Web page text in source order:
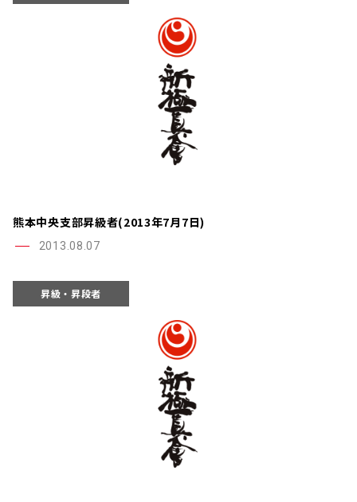
熊本中央支部昇級者(2013年7月7日)
2013.08.07
昇級・昇段者